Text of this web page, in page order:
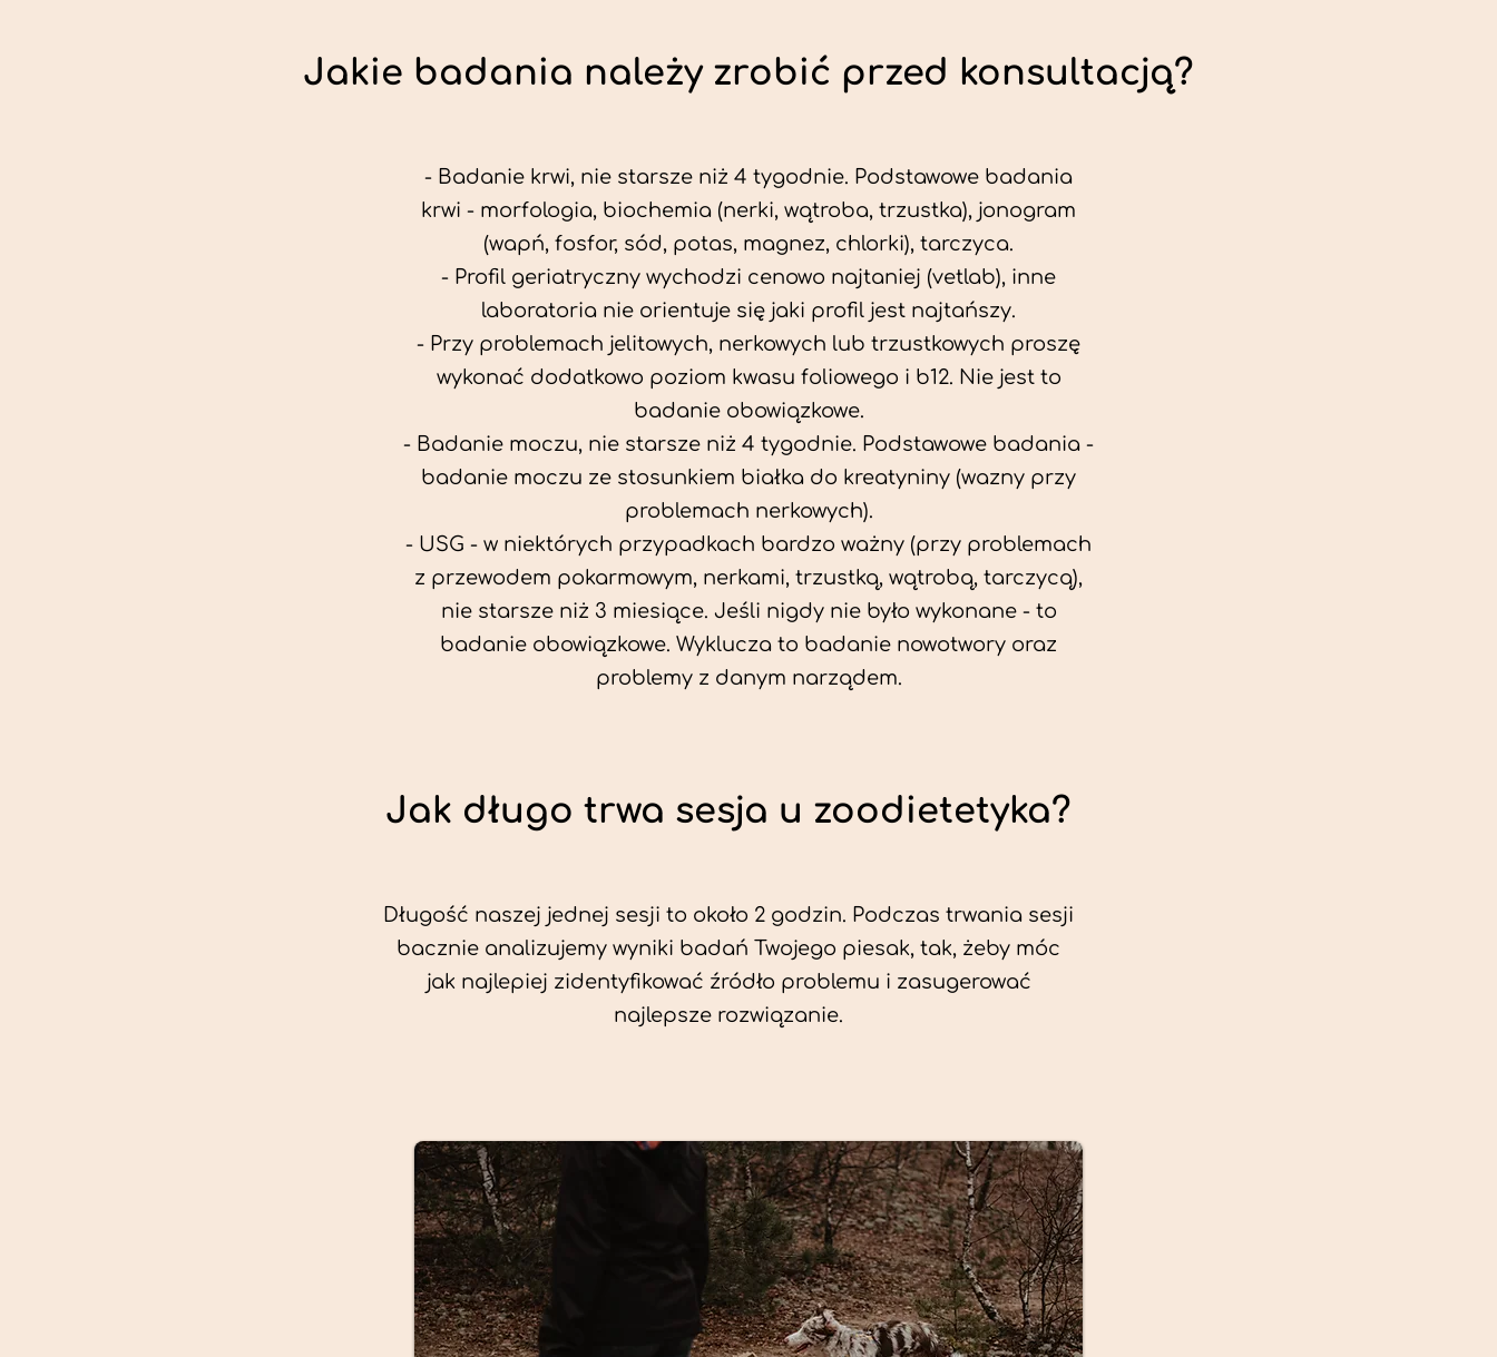
Jakie badania należy zrobić przed konsultacją?
- Badanie krwi, nie starsze niż 4 tygodnie. Podstawowe badania
krwi - morfologia, biochemia (nerki, wątroba, trzustka), jonogram
(wapń, fosfor, sód, potas, magnez, chlorki), tarczyca.
- Profil geriatryczny wychodzi cenowo najtaniej (vetlab), inne
laboratoria nie orientuje się jaki profil jest najtańszy.
- Przy problemach jelitowych, nerkowych lub trzustkowych proszę
wykonać dodatkowo poziom kwasu foliowego i b12. Nie jest to
badanie obowiązkowe.
- Badanie moczu, nie starsze niż 4 tygodnie. Podstawowe badania -
badanie moczu ze stosunkiem białka do kreatyniny (wazny przy
problemach nerkowych).
- USG - w niektórych przypadkach bardzo ważny (przy problemach
z przewodem pokarmowym, nerkami, trzustką, wątrobą, tarczycą),
nie starsze niż 3 miesiące. Jeśli nigdy nie było wykonane - to
badanie obowiązkowe. Wyklucza to badanie nowotwory oraz
problemy z danym narządem.
Jak długo trwa sesja u zoodietetyka?
Długość naszej jednej sesji to około 2 godzin. Podczas trwania sesji
bacznie analizujemy wyniki badań Twojego piesak, tak, żeby móc
jak najlepiej zidentyfikować źródło problemu i zasugerować
najlepsze rozwiązanie.